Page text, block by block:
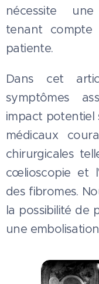
nécessite
tenant compte
patiente.
Dans cet
symptômes
impact potentiel
médicaux
chirurgicales
cœlioscopie et
des fibromes.
la possibilité de
une